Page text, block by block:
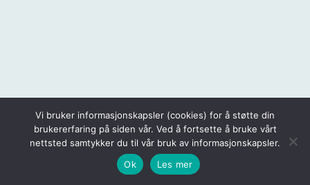
Vi bruker informasjonskapsler (cookies) for å støtte din
brukererfaring på siden vår. Ved å fortsette å bruke vårt
nettsted samtykker du til vår bruk av informasjonskapsler.
Ok
Les mer